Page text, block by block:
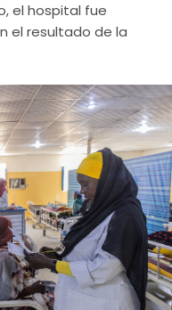
el hospital fue
el resultado de la